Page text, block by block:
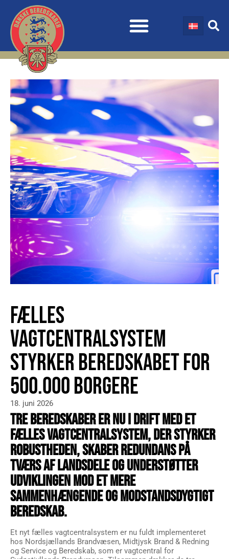
FÆLLES
VAGTCENTRALSYSTEM
STYRKER BEREDSKABET FOR
500.000 BORGERE
18. juni 2026
TRE BEREDSKABER ER NU I DRIFT MED ET
FÆLLES VAGTCENTRALSYSTEM, DER STYRKER
ROBUSTHEDEN, SKABER REDUNDANS PÅ
TVÆRS AF LANDSDELE OG UNDERSTØTTER
UDVIKLINGEN MOD ET MERE
SAMMENHÆNGENDE OG MODSTANDSDYGTIGT
BEREDSKAB.
Et nyt fælles vagtcentralsystem er nu fuldt implementeret
hos Nordsjællands Brandvæsen, Midtjysk Brand & Redning
og Service og Beredskab, som er vagtcentral for